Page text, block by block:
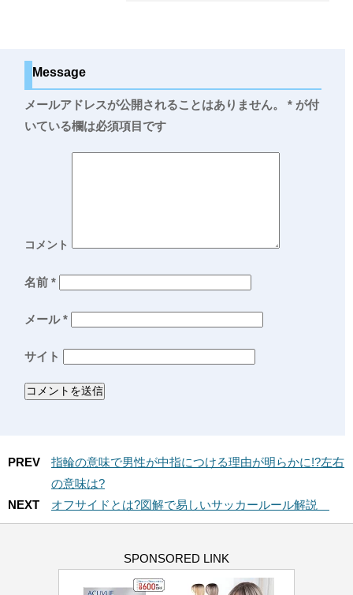
Message
メールアドレスが公開されることはありません。 * が付
いている欄は必須項目です
コメント
名前 *
メール*
サイト
PREV
指輪の意味で男性が中指につける理由が明らかに!?左右
の意味は?
NEXT
オフサイドとは?図解で易しいサッカールール解説
SPONSORED LINK